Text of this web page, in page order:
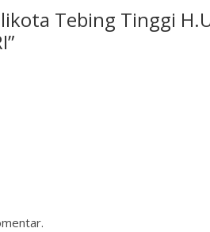
Tebing Tinggi
”